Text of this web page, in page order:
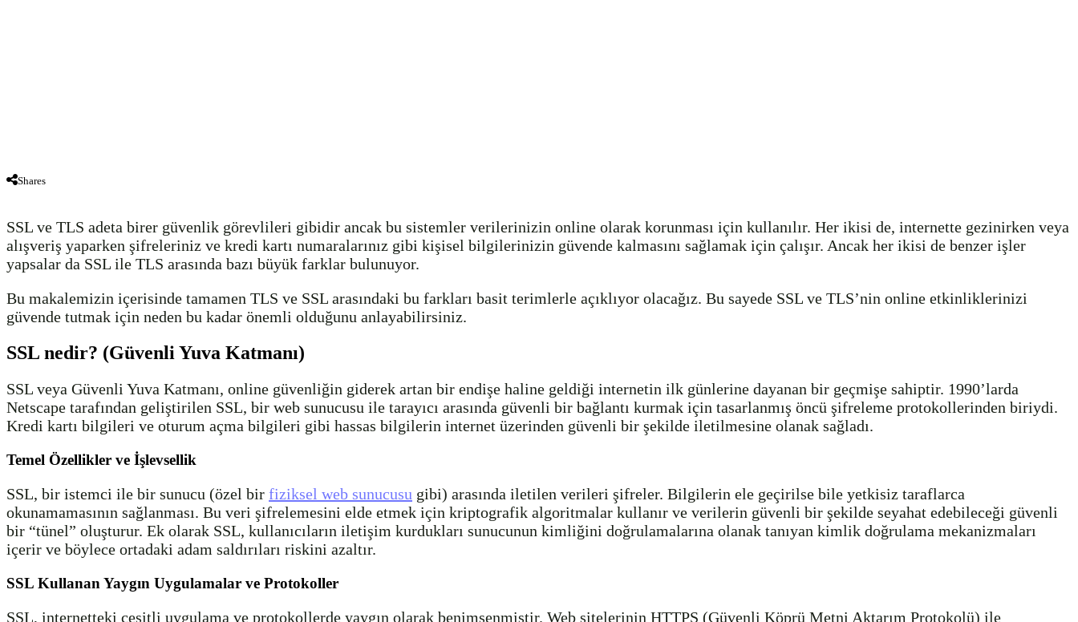
Shares
SSL ve TLS adeta birer güvenlik görevlileri gibidir ancak bu sistemler verilerinizin online olarak korunması için kullanılır. Her ikisi de, internette gezinirken veya
alışveriş yaparken şifreleriniz ve kredi kartı numaralarınız gibi kişisel bilgilerinizin güvende kalmasını sağlamak için çalışır. Ancak her ikisi de benzer işler
yapsalar da SSL ile TLS arasında bazı büyük farklar bulunuyor.
Bu makalemizin içerisinde tamamen TLS ve SSL arasındaki bu farkları basit terimlerle açıklıyor olacağız. Bu sayede SSL ve TLS’nin online etkinliklerinizi
güvende tutmak için neden bu kadar önemli olduğunu anlayabilirsiniz.
SSL nedir? (Güvenli Yuva Katmanı)
SSL veya Güvenli Yuva Katmanı, online güvenliğin giderek artan bir endişe haline geldiği internetin ilk günlerine dayanan bir geçmişe sahiptir. 1990’larda
Netscape tarafından geliştirilen SSL, bir web sunucusu ile tarayıcı arasında güvenli bir bağlantı kurmak için tasarlanmış öncü şifreleme protokollerinden biriydi.
Kredi kartı bilgileri ve oturum açma bilgileri gibi hassas bilgilerin internet üzerinden güvenli bir şekilde iletilmesine olanak sağladı.
Temel Özellikler ve İşlevsellik
SSL, bir istemci ile bir sunucu (özel bir fiziksel web sunucusu gibi) arasında iletilen verileri şifreler. Bilgilerin ele geçirilse bile yetkisiz taraflarca
okunamamasının sağlanması. Bu veri şifrelemesini elde etmek için kriptografik algoritmalar kullanır ve verilerin güvenli bir şekilde seyahat edebileceği güvenli
bir “tünel” oluşturur. Ek olarak SSL, kullanıcıların iletişim kurdukları sunucunun kimliğini doğrulamalarına olanak tanıyan kimlik doğrulama mekanizmaları
içerir ve böylece ortadaki adam saldırıları riskini azaltır.
SSL Kullanan Yaygın Uygulamalar ve Protokoller
SSL, internetteki çeşitli uygulama ve protokollerde yaygın olarak benimsenmiştir. Web sitelerinin HTTPS (Güvenli Köprü Metni Aktarım Protokolü) ile